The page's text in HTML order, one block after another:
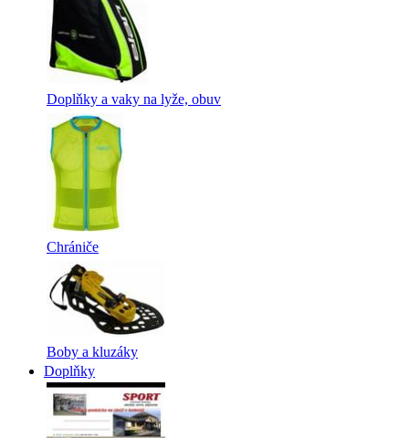
Doplňky a vaky na lyže, obuv
Chrániče
Boby a kluzáky
Doplňky